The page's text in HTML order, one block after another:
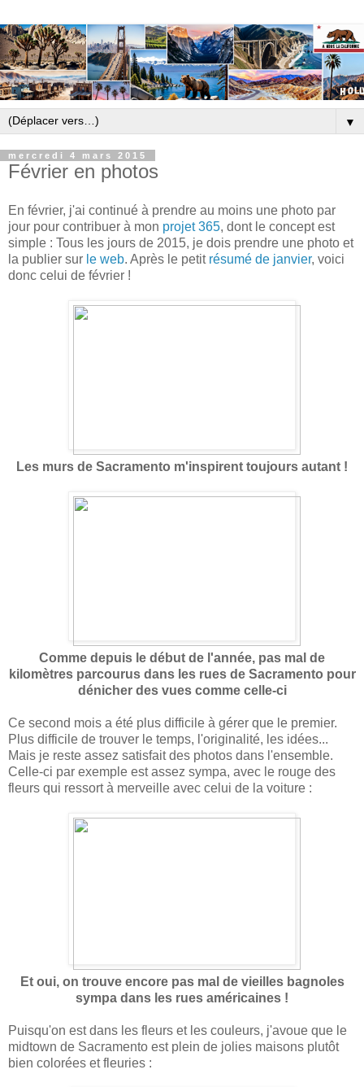
▼
mercredi 4 mars 2015
Février en photos
En février, j'ai continué à prendre au moins une photo par
jour pour contribuer à mon projet 365, dont le concept est
simple : Tous les jours de 2015, je dois prendre une photo et
la publier sur le web. Après le petit résumé de janvier, voici
donc celui de février !
Les murs de Sacramento m'inspirent toujours autant !
Comme depuis le début de l'année, pas mal de
kilomètres parcourus dans les rues de Sacramento pour
dénicher des vues comme celle-ci
Ce second mois a été plus difficile à gérer que le premier.
Plus difficile de trouver le temps, l'originalité, les idées...
Mais je reste assez satisfait des photos dans l'ensemble.
Celle-ci par exemple est assez sympa, avec le rouge des
fleurs qui ressort à merveille avec celui de la voiture :
Et oui, on trouve encore pas mal de vieilles bagnoles
sympa dans les rues américaines !
Puisqu'on est dans les fleurs et les couleurs, j'avoue que le
midtown de Sacramento est plein de jolies maisons plutôt
bien colorées et fleuries :